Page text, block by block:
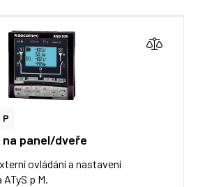
P
panel/dveře
ovládání a nastavení
p M.